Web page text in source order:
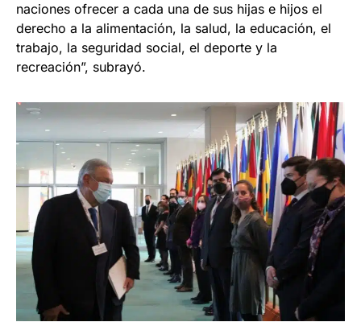
naciones ofrecer a cada una de sus hijas e hijos el
derecho a la alimentación, la salud, la educación, el
trabajo, la seguridad social, el deporte y la
recreación”, subrayó.